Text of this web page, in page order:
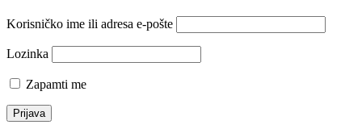
Korisničko ime ili adresa e-pošte
Lozinka
Zapamti me